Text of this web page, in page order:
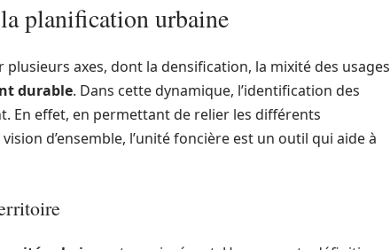
planification urbaine
axes, dont la densification, la mixité des usages
durable. Dans cette dynamique, l’identification des
En effet, en permettant de relier les différents
d’ensemble, l’unité foncière est un outil qui aide à